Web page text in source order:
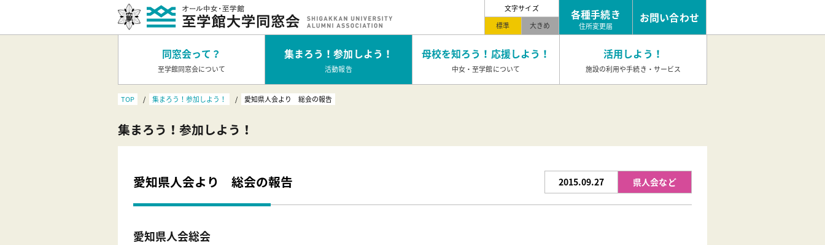
文字サイズ
標準
大きめ
各種手続き
住所変更届
お問い合わせ
同窓会って？
至学館同窓会について
集まろう！参加しよう！
活動報告
母校を知ろう！ 応援しよう！
中女・至学館について
活用しよう！
施設の利用や手続き・サービス
TOP 集まろう！参加しよう！ 愛知県人会より 総会の報告
集まろう！参加しよう！
愛知県人会より 総会の報告 2015.09.27 県人会など
愛知県人会総会